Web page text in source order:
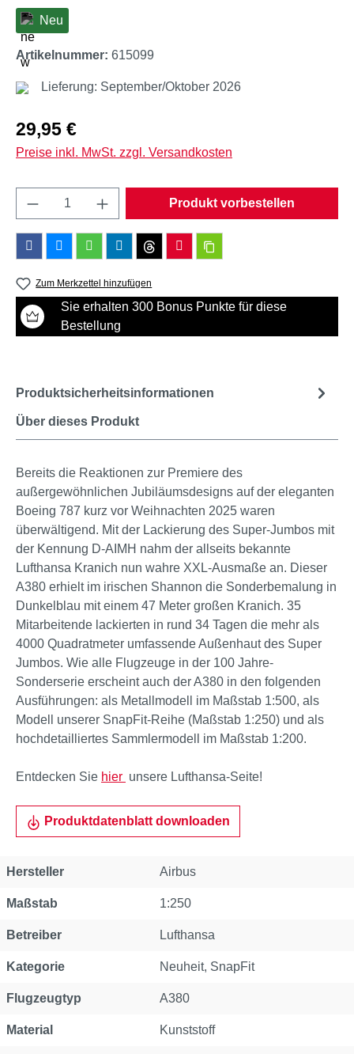
Neu
Artikelnummer: 615099
Lieferung: September/Oktober 2026
Regulärer Preis:
29,95 €
Preise inkl. MwSt. zzgl. Versandkosten
Produkt Anzahl: Gib den gewünschten
Produkt vorbestellen
Zum Merkzettel hinzufügen
Sie erhalten 300 Bonus Punkte für diese
Bestellung
Über dieses Produkt
Produktsicherheitsinformationen
Bereits die Reaktionen zur Premiere des
außergewöhnlichen Jubiläumsdesigns auf der eleganten
Boeing 787 kurz vor Weihnachten 2025 waren
überwältigend. Mit der Lackierung des Super-Jumbos mit
der Kennung D-AIMH nahm der allseits bekannte
Lufthansa Kranich nun wahre XXL-Ausmaße an. Dieser
A380 erhielt im irischen Shannon die Sonderbemalung in
Dunkelblau mit einem 47 Meter großen Kranich. 35
Mitarbeitende lackierten in rund 34 Tagen die mehr als
4000 Quadratmeter umfassende Außenhaut des Super
Jumbos. Wie alle Flugzeuge in der 100 Jahre-
Sonderserie erscheint auch der A380 in den folgenden
Ausführungen: als Metallmodell im Maßstab 1:500, als
Modell unserer SnapFit-Reihe (Maßstab 1:250) und als
hochdetailliertes Sammlermodell im Maßstab 1:200.
Entdecken Sie hier unsere Lufthansa-Seite!
Produktdatenblatt downloaden
Eigenschaft
Hersteller Airbus
Maßstab 1:250
Betreiber Lufthansa
Kategorie Neuheit, SnapFit
Flugzeugtyp A380
Material Kunststoff